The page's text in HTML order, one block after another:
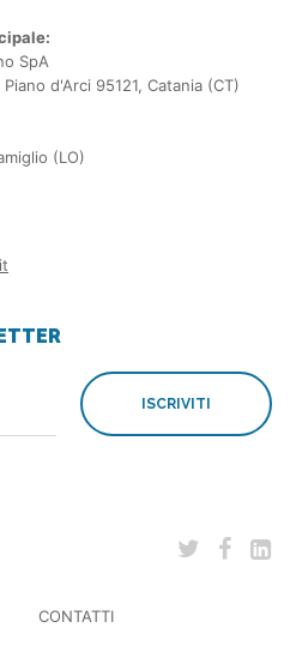
SpA
d'Arci 95121, Catania (CT)
(LO)
ISCRIVITI
CONTATTI